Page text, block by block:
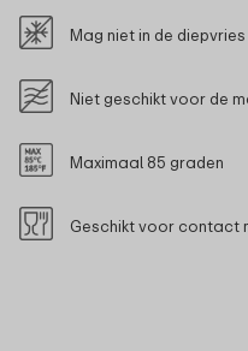
Mag niet in de diepvries
Niet geschikt voor de
Maximaal 85 graden
Geschikt voor contact